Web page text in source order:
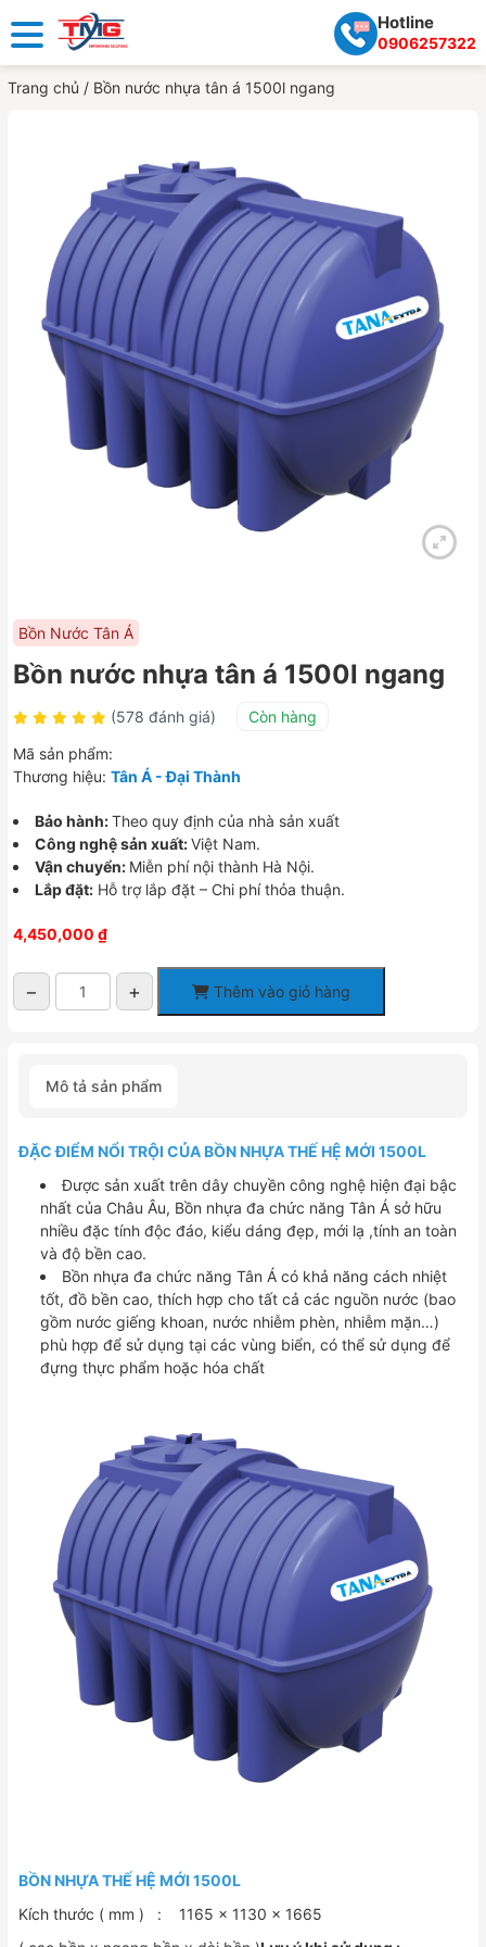
Hotline
0906257322
Trang chủ / Bồn nước nhựa tân á 1500l ngang
Bồn Nước Tân Á
Bồn nước nhựa tân á 1500l ngang
(578 đánh giá)
Còn hàng
Mã sản phẩm:
Thương hiệu: Tân Á - Đại Thành
Bảo hành:Theo quy định của nhà sản xuất
Công nghệ sản xuất:Việt Nam.
Vận chuyển: Miễn phí nội thành Hà Nội.
Lắp đặt: Hỗ trợ lắp đặt – Chi phí thỏa thuận.
4,450,000 ₫
số
lượng
− + Thêm vào giỏ hàng
Mô tả sản phẩm
ĐẶC ĐIỂM NỔI TRỘI CỦA BỒN NHỰA THẾ HỆ MỚI 1500L
Được sản xuất trên dây chuyền công nghệ hiện đại bậc
nhất của Châu Âu, Bồn nhựa đa chức năng Tân Á sở hữu
nhiều đặc tính độc đáo, kiểu dáng đẹp, mới lạ ,tính an toàn
và độ bền cao.
Bồn nhựa đa chức năng Tân Á có khả năng cách nhiệt
tốt, đồ bền cao, thích hợp cho tất cả các nguồn nước (bao
gồm nước giếng khoan, nước nhiễm phèn, nhiễm mặn…)
phù hợp để sử dụng tại các vùng biển, có thể sử dụng để
đựng thực phẩm hoặc hóa chất
BỒN NHỰA THẾ HỆ MỚI 1500L
Kích thước ( mm ) : 1165 x 1130 x 1665